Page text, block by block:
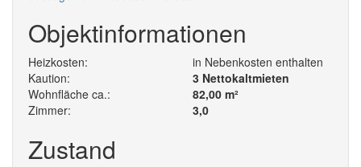
Objektinformationen
Heizkosten:
in Nebenkosten enthalten
Kaution:
3 Nettokaltmieten
Wohnfläche ca.:
82,00 m²
Zimmer:
3,0
Zustand